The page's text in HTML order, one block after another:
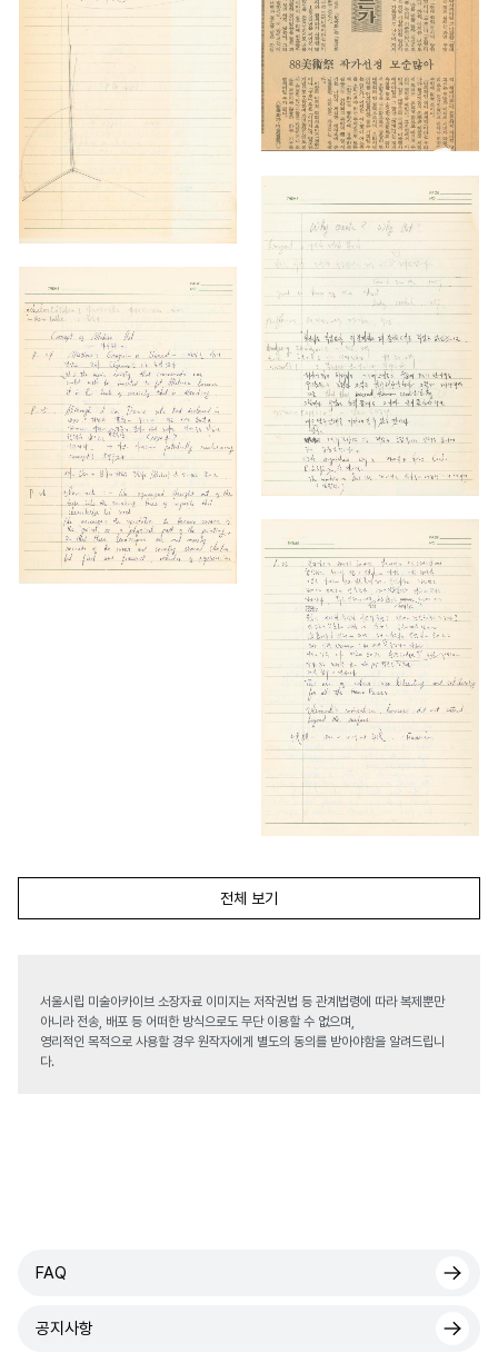
전체 보기
서울시립 미술아카이브 소장자료 이미지는 저작권법 등 관계법령에 따라 복제뿐만
아니라 전송, 배포 등 어떠한 방식으로도 무단 이용할 수 없으며,
영리적인 목적으로 사용할 경우 원작자에게 별도의 동의를 받아야함을 알려드립니
다.
FAQ
공지사항